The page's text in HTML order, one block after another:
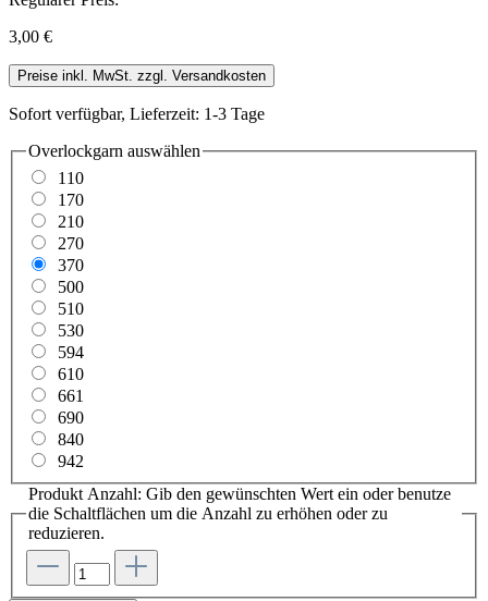
3,00 €
Preise inkl. MwSt. zzgl. Versandkosten
Sofort verfügbar, Lieferzeit: 1-3 Tage
Overlockgarn auswählen
110
170
210
270
370
500
510
530
594
610
661
690
840
942
Produkt Anzahl: Gib den gewünschten Wert ein oder benutze
die Schaltflächen um die Anzahl zu erhöhen oder zu
reduzieren.